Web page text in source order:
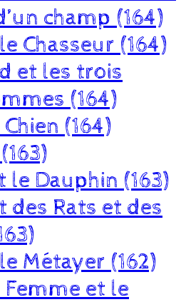
champ (164)
Chasseur (164)
et les trois
(164)
Chien (164)
le Dauphin (163)
des Rats et des
Métayer (162)
Femme et le